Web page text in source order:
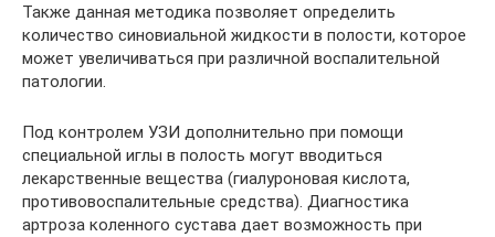
Также данная методика позволяет определить
количество синовиальной жидкости в полости, которое
может увеличиваться при различной воспалительной
патологии.
Под контролем УЗИ дополнительно при помощи
специальной иглы в полость могут вводиться
лекарственные вещества (гиалуроновая кислота,
противовоспалительные средства). Диагностика
артроза коленного сустава дает возможность при